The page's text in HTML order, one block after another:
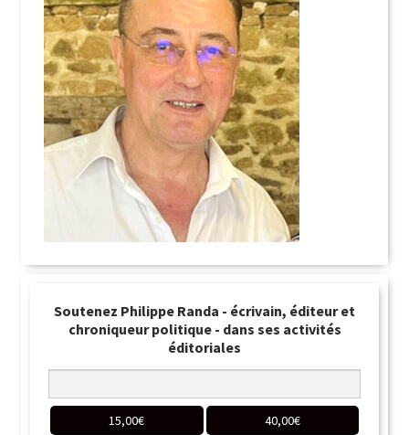
Soutenez Philippe Randa - écrivain, éditeur et
chroniqueur politique - dans ses activités
éditoriales
15,00€ 40,00€